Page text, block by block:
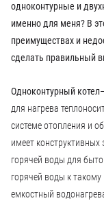
одноконтурные и
именно для меня? В
преимуществах и
сделать правильный
Одноконтурный котел
для нагрева
системе отопления и
имеет
горячей воды для
горячей воды к
емкостный